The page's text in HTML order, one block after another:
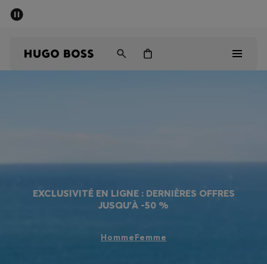
Enfant
EXCLUSIVITÉ EN LIGNE : DERNIÈRES OFFRES
JUSQU’À -50 %
HommeFemme